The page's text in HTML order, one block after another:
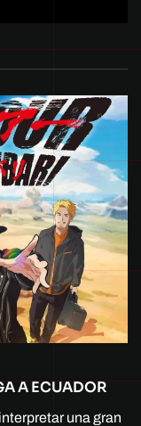
A ECUADOR
una gran